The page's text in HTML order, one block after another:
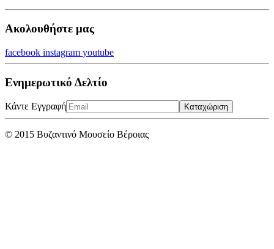
Ακολουθήστε μας
facebook instagram youtube
Ενημερωτικό Δελτίο
Κάντε Εγγραφή Καταχώριση
© 2015 Βυζαντινό Μουσείο Βέροιας